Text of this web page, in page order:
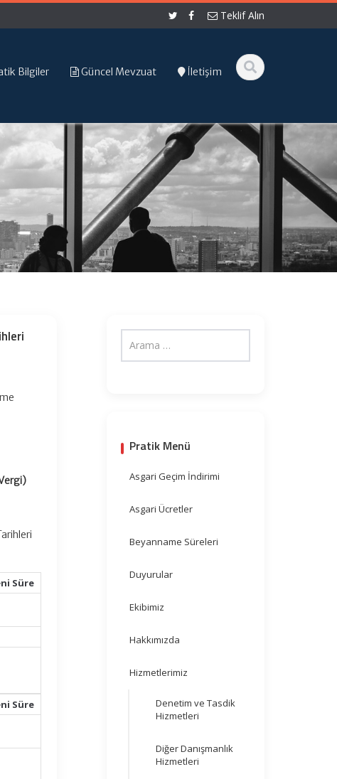
Teklif Alın
Bilgiler Güncel Mevzuat İletişim
Süre
Süre
Pratik Menü
Asgari Geçim İndirimi
Asgari Ücretler
Beyanname Süreleri
Duyurular
Ekibimiz
Hakkımızda
Hizmetlerimiz
Denetim ve Tasdik
Hizmetleri
Diğer Danışmanlık
Hizmetleri